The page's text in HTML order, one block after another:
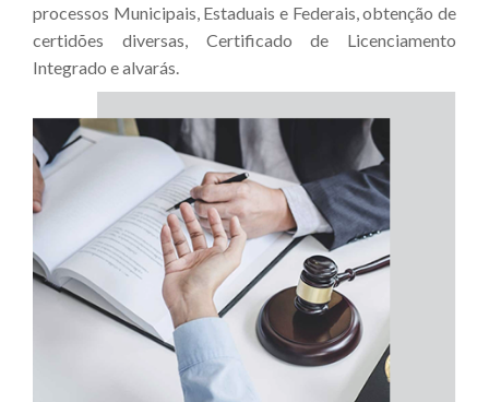
processos Municipais, Estaduais e Federais, obtenção de
certidões diversas, Certificado de Licenciamento
Integrado e alvarás.